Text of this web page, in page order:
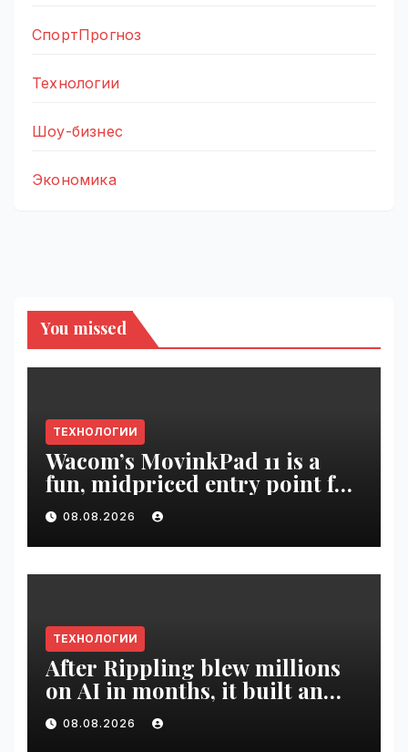
СпортПрогноз
Технологии
Шоу-бизнес
Экономика
You missed
ТЕХНОЛОГИИ
Wacom’s MovinkPad 11 is a
fun, midpriced entry point for
digital artists | VseTime.ru
08.08.2026
ТЕХНОЛОГИИ
After Rippling blew millions
on AI in months, it built an
employee ROI tool |
VseTime.ru
08.08.2026